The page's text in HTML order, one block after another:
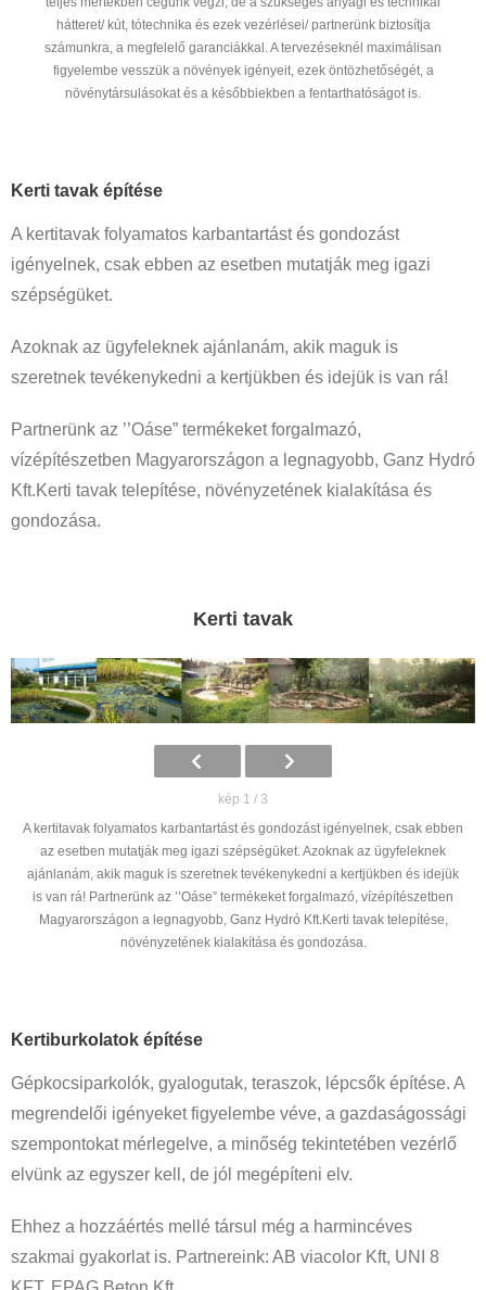
hátteret/ kút, tótechnika és ezek vezérlései/ partnerünk biztosítja
számunkra, a megfelelő garanciákkal. A tervezéseknél maximálisan
figyelembe vesszük a növények igényeit, ezek öntözhetőségét, a
növénytársulásokat és a későbbiekben a fentarthatóságot is.
Kerti tavak építése
A kertitavak folyamatos karbantartást és gondozást
igényelnek, csak ebben az esetben mutatják meg igazi
szépségüket.
Azoknak az ügyfeleknek ajánlanám, akik maguk is
szeretnek tevékenykedni a kertjükben és idejük is van rá!
Partnerünk az ’’Oáse” termékeket forgalmazó,
vízépítészetben Magyarországon a legnagyobb, Ganz Hydró
Kft.Kerti tavak telepítése, növényzetének kialakítása és
gondozása.
Kerti tavak
kép 1 / 3
A kertitavak folyamatos karbantartást és gondozást igényelnek, csak ebben
az esetben mutatják meg igazi szépségüket. Azoknak az ügyfeleknek
ajánlanám, akik maguk is szeretnek tevékenykedni a kertjükben és idejük
is van rá! Partnerünk az ’’Oáse” termékeket forgalmazó, vízépítészetben
Magyarországon a legnagyobb, Ganz Hydró Kft.Kerti tavak telepítése,
növényzetének kialakítása és gondozása.
Kertiburkolatok építése
Gépkocsiparkolók, gyalogutak, teraszok, lépcsők építése. A
megrendelői igényeket figyelembe véve, a gazdaságossági
szempontokat mérlegelve, a minőség tekintetében vezérlő
elvünk az egyszer kell, de jól megépíteni elv.
Ehhez a hozzáértés mellé társul még a harmincéves
szakmai gyakorlat is. Partnereink: AB viacolor Kft, UNI 8